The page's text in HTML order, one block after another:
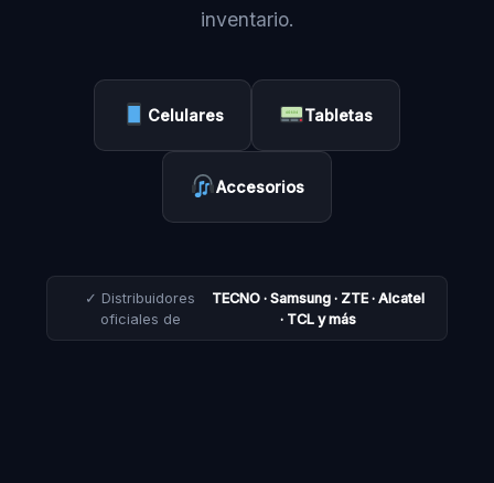
inventario.
Celulares Tabletas
Accesorios
✓ Distribuidores
oficiales de
TECNO · Samsung · ZTE · Alcatel
· TCL y más